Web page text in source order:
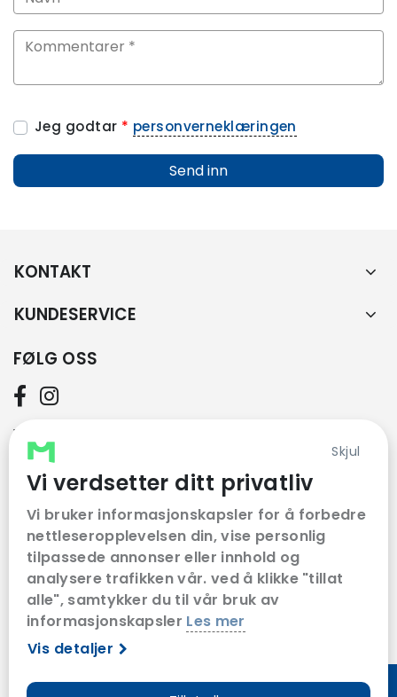
Skjul
Vi verdsetter ditt privatliv
Vi bruker informasjonskapsler for å forbedre
nettleseropplevelsen din, vise personlig
tilpassede annonser eller innhold og
analysere trafikken vår. ved å klikke "tillat
alle", samtykker du til vår bruk av
informasjonskapsler Les mer
Vis detaljer
Jeg godtar * personverneklæringen
Send inn
KONTAKT
KUNDESERVICE
FØLG OSS
VÅRE SAMARBEIDSPARTNERE